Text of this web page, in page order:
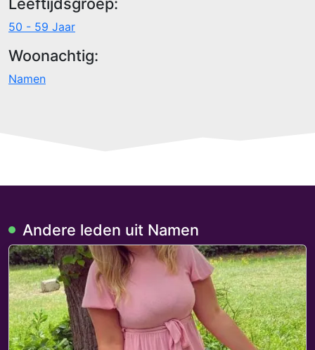
50 - 59 Jaar
Woonachtig:
Namen
Andere leden uit Namen